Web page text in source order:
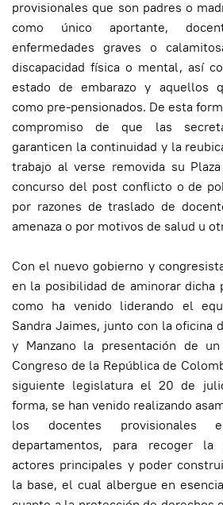
provisionales que son padres o
como único aportante,
enfermedades graves o
discapacidad física o mental, así
estado de embarazo y aquellos
como pre-pensionados. De esta
compromiso de que las
garanticen la continuidad y la
trabajo al verse removida su
concurso del post conflicto o de
por razones de traslado de
amenaza o por motivos de salud u
Con el nuevo gobierno y
en la posibilidad de aminorar dicha
como ha venido liderando el
Sandra Jaimes, junto con la oficina
y Manzano la presentación de
Congreso de la República de
siguiente legislatura el 20 de
forma, se han venido realizando
los docentes provisionales
departamentos, para recoger
actores principales y poder
la base, el cual albergue en